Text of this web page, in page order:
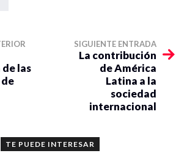
las
SIGUIENTE ENTRADA
La contribución
de América
Latina a la
sociedad
internacional
TE PUEDE INTERESAR